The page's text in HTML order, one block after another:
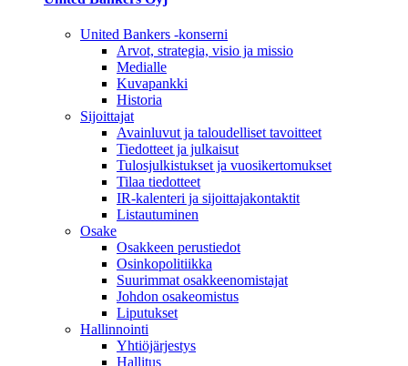
United Bankers -konserni
Arvot, strategia, visio ja missio
Medialle
Kuvapankki
Historia
Sijoittajat
Avainluvut ja taloudelliset tavoitteet
Tiedotteet ja julkaisut
Tulosjulkistukset ja vuosikertomukset
Tilaa tiedotteet
IR-kalenteri ja sijoittajakontaktit
Listautuminen
Osake
Osakkeen perustiedot
Osinkopolitiikka
Suurimmat osakkeenomistajat
Johdon osakeomistus
Liputukset
Hallinnointi
Yhtiöjärjestys
Hallitus